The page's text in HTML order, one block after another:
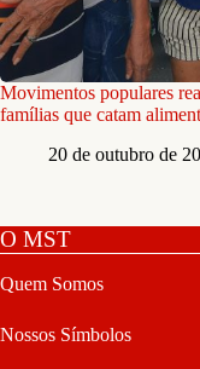
Movimentos populares
famílias que catam
20 de outubro de
O MST
Quem Somos
Nossos Símbolos